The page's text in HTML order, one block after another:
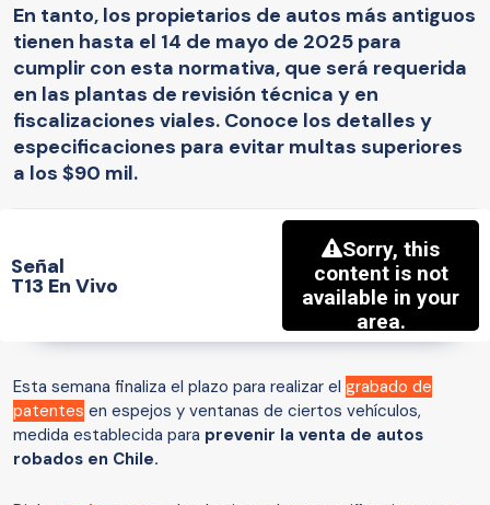
En tanto, los propietarios de autos más antiguos
tienen hasta el 14 de mayo de 2025 para
cumplir con esta normativa, que será requerida
en las plantas de revisión técnica y en
fiscalizaciones viales. Conoce los detalles y
especificaciones para evitar multas superiores
a los $90 mil.
Señal
T13 En Vivo
Esta semana finaliza el plazo para realizar el grabado de
patentes en espejos y ventanas de ciertos vehículos,
medida establecida para prevenir la venta de autos
robados en Chile.